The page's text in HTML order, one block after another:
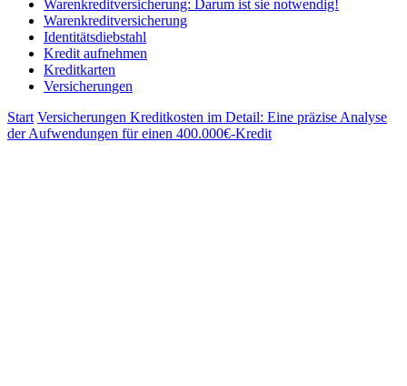
Warenkreditversicherung: Darum ist sie notwendig!
Warenkreditversicherung
Identitätsdiebstahl
Kredit aufnehmen
Kreditkarten
Versicherungen
Start Versicherungen Kreditkosten im Detail: Eine präzise Analyse
der Aufwendungen für einen 400.000€-Kredit